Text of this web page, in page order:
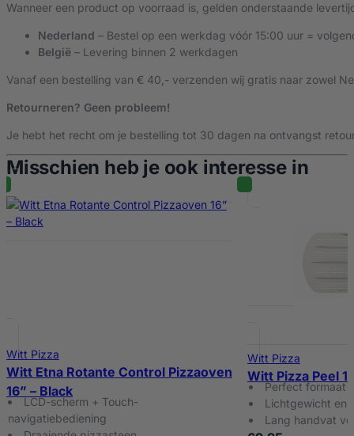
Wanneer een product op voorraad is, gelden onderstaande
Nederland – Bestel op een werkdag vóór 15:00 uur =
België – Levering binnen 2 werkdagen
Vanaf een bestelling van € 40,- verzenden wij gratis naar zowel
Retourneren? Geen probleem!
Je hebt het recht om je bestelling tot 30 dagen na ontvangst
Misschien heb je ook interesse in
Witt Pizza
Witt Etna Rotante Control Pizzaoven
16” – Black
LCD-scherm + Touch-
navigatiebediening
Witt Pizza
Witt Pizza Peel
Perfect formaat
Lichtgewicht en
Lang handvat